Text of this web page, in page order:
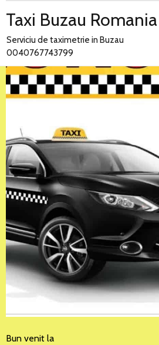
Taxi Buzau Romania
Serviciu de taximetrie in Buzau
0040767743799
Bun venit la